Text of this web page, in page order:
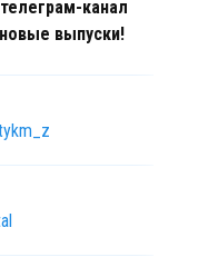
канал
выпуски!